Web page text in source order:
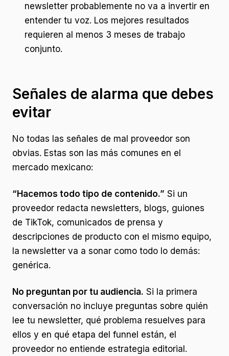
newsletter probablemente no va a invertir en
entender tu voz. Los mejores resultados
requieren al menos 3 meses de trabajo
conjunto.
Señales de alarma que debes
evitar
No todas las señales de mal proveedor son
obvias. Estas son las más comunes en el
mercado mexicano:
“Hacemos todo tipo de contenido.” Si un
proveedor redacta newsletters, blogs, guiones
de TikTok, comunicados de prensa y
descripciones de producto con el mismo equipo,
la newsletter va a sonar como todo lo demás:
genérica.
No preguntan por tu audiencia. Si la primera
conversación no incluye preguntas sobre quién
lee tu newsletter, qué problema resuelves para
ellos y en qué etapa del funnel están, el
proveedor no entiende estrategia editorial.